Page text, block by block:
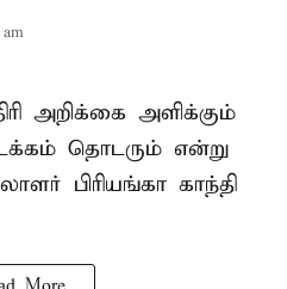
அறிக்கை அளிக்கும்
தொடரும் என்று
பிரியங்கா காந்தி